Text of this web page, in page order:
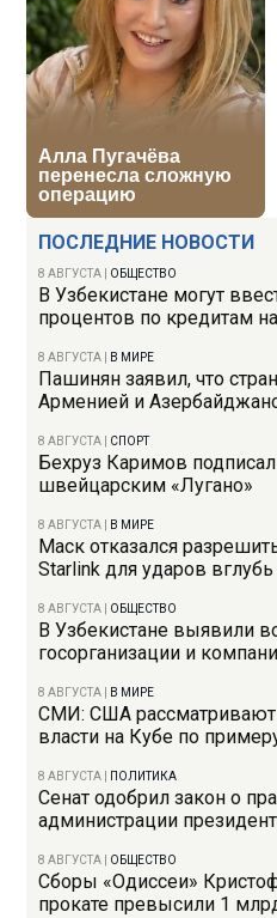
ПОСЛЕДНИЕ НОВОСТИ
8 АВГУСТА ОБЩЕСТВО
В Узбекистане могут
процентов по кредитам
8 АВГУСТА В МИРЕ
Пашинян заявил, что
Арменией и
8 АВГУСТА СПОРТ
Бехруз Каримов
швейцарским «Лугано»
8 АВГУСТА В МИРЕ
Маск отказался
Starlink для ударов
8 АВГУСТА ОБЩЕСТВО
В Узбекистане выявили
госорганизации и
8 АВГУСТА В МИРЕ
СМИ: США
власти на Кубе по
8 АВГУСТА ПОЛИТИКА
Сенат одобрил закон о
администрации
8 АВГУСТА ОБЩЕСТВО
Сборы «Одиссеи»
прокате превысили 1